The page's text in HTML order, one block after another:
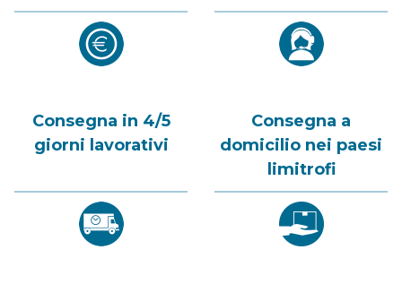
Consegna in 4/5
giorni lavorativi
Consegna a
domicilio nei paesi
limitrofi